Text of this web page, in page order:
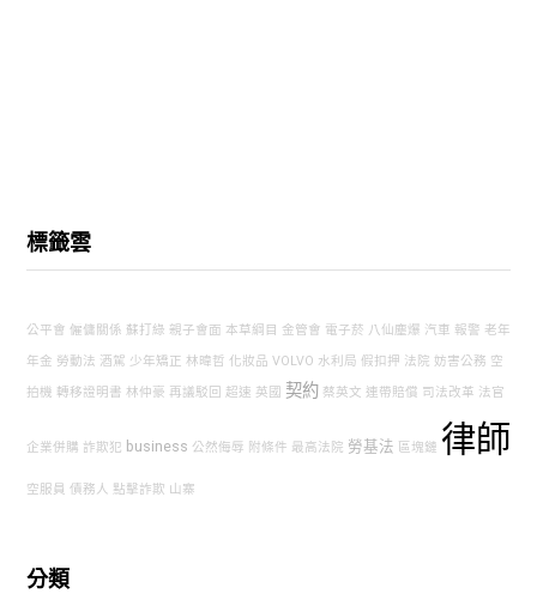
標籤雲
公平會 僱傭關係 蘇打綠 親子會面 本草綱目 金管會 電子菸 八仙塵爆 汽車 報警 老年
年金 勞動法 酒駕 少年矯正 林暐哲 化妝品 VOLVO 水利局 假扣押 法院 妨害公務 空
拍機 轉移證明書 林仲豪 再議駁回 超速 英國 契約 蔡英文 連帶賠償 司法改革 法官
企業併購 詐欺犯 business 公然侮辱 附條件 最高法院 勞基法 區塊鏈 律師
空服員 債務人 點擊詐欺 山寨
分類